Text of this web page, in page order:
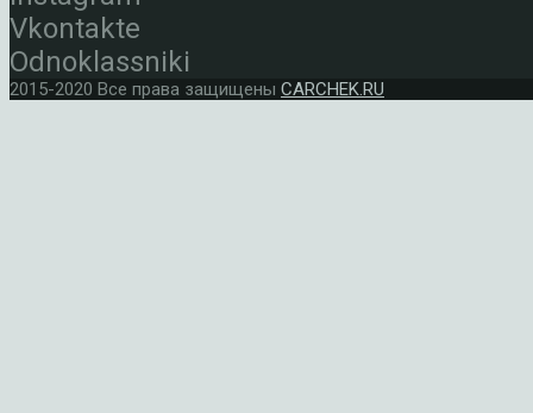
Vkontakte
Odnoklassniki
2015-2020 Все права защищены CARCHEK.RU